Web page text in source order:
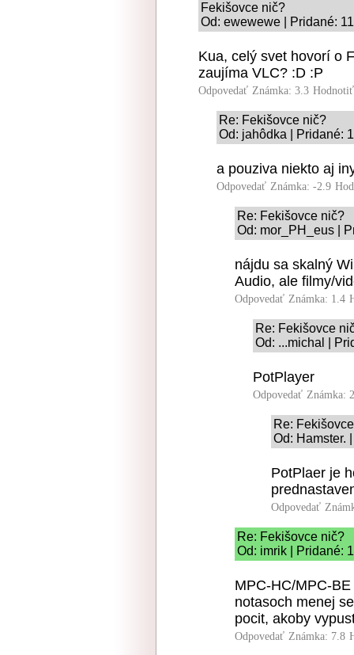
Fekišovce nič?
Od: ewewewe | Pridané:
Kua, celý svet hovorí o
zaujíma VLC? :D :P
Odpovedať Známka: 3.3
Re: Fekišovce nič?
Od: jahôdka | Pridané:
a pouziva niekto aj
Odpovedať Známka: -2.9
Re: Fekišovce nič?
Od: mor_PH_eus |
nájdu sa skalný
Audio, ale filmy/
Odpovedať Známka: 1.4
Re: Fekišovce
Od: ...michal |
PotPlayer
Odpovedať Známka:
Re:
Od: Hamster.
PotPlaer je
Odpovedať
Re: Fekišovce nič?
Od: imrik | Pridané:
MPC-HC/MPC-
notasoch menej
pocit, akoby
Odpovedať Známka: 7.8